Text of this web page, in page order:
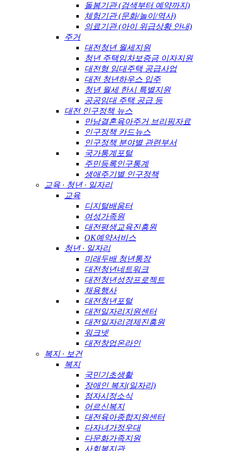
돌봄기관 (검색부터 예약까지)
체험기관 (문화/놀이/역사)
의료기관 (아이 위급상황 안내)
주거
대전청년 월세지원
청년 주택임차보증금 이자지원
대전형 임대주택 공급사업
대전 청년하우스 입주
청년 월세 한시 특별지원
공공임대 주택 공급 등
대전 인구정책 뉴스
만남결혼육아주거 브리핑자료
인구정책 카드뉴스
인구정책 분야별 관련부서
국가통계포털
주민등록인구통계
생애주기별 인구정책
교육 · 청년 · 일자리
교육
디지털배움터
여성가족원
대전평생교육진흥원
OK예약서비스
청년 · 일자리
미래두배 청년통장
대전청년네트워크
대전청년성장프로젝트
채용행사
대전청년포털
대전일자리지원센터
대전일자리경제진흥원
워크넷
대전창업온라인
복지 · 보건
복지
국민기초생활
장애인 복지(일자리)
점자시정소식
어르신복지
대전육아종합지원센터
다자녀가정우대
다문화가족지원
사회복지관